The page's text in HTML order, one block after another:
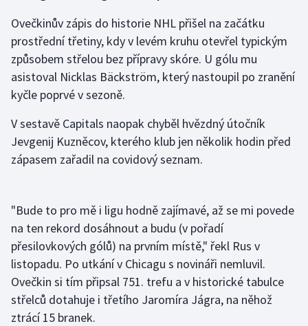
Golf
Gymnastika
Házená
Jezdectví
Judo
Lezení
Lyže a snowboard
Moderní pětiboj
Motorsport
Ovečkinův zápis do historie NHL přišel na začátku
prostřední třetiny, kdy v levém kruhu otevřel typickým
způsobem střelou bez přípravy skóre. U gólu mu
asistoval Nicklas Bäckström, který nastoupil po zranění
kyčle poprvé v sezoně.
V sestavě Capitals naopak chyběl hvězdný útočník
Jevgenij Kuzněcov, kterého klub jen několik hodin před
zápasem zařadil na covidový seznam.
"Bude to pro mě i ligu hodně zajímavé, až se mi povede
na ten rekord dosáhnout a budu (v pořadí
přesilovkových gólů) na prvním místě," řekl Rus v
listopadu. Po utkání v Chicagu s novináři nemluvil.
Ovečkin si tím připsal 751. trefu a v historické tabulce
střelců dotahuje i třetího Jaromíra Jágra, na něhož
ztrácí 15 branek.